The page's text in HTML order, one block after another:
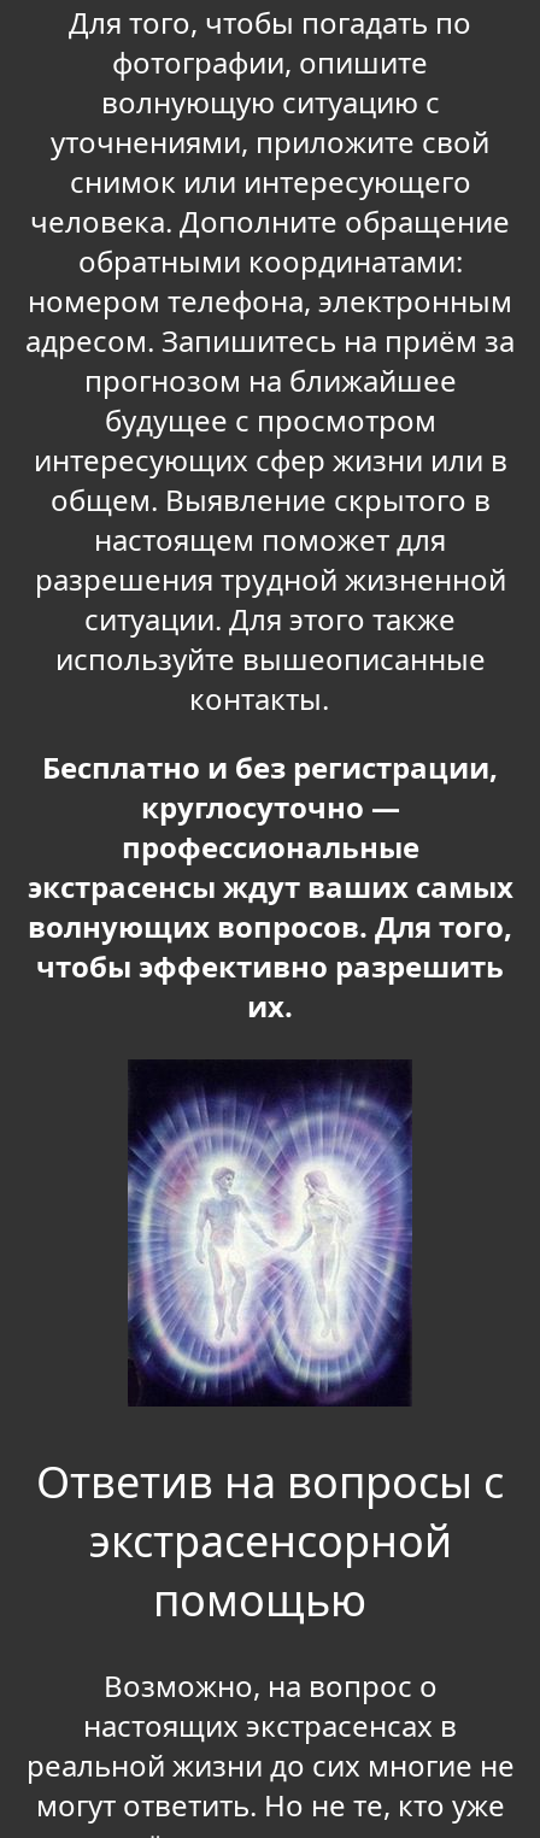
Для того, чтобы погадать по
фотографии, опишите
волнующую ситуацию с
уточнениями, приложите свой
снимок или интересующего
человека. Дополните обращение
обратными координатами:
номером телефона, электронным
адресом. Запишитесь на приём за
прогнозом на ближайшее
будущее с просмотром
интересующих сфер жизни или в
общем. Выявление скрытого в
настоящем поможет для
разрешения трудной жизненной
ситуации. Для этого также
используйте вышеописанные
контакты.
Бесплатно и без регистрации,
круглосуточно —
профессиональные
экстрасенсы ждут ваших самых
волнующих вопросов. Для того,
чтобы эффективно разрешить
их.
Ответив на вопросы с
экстрасенсорной
помощью
Возможно, на вопрос о
настоящих экстрасенсах в
реальной жизни до сих многие не
могут ответить. Но не те, кто уже